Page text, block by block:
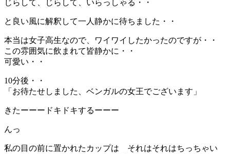
じらして、じらして、いらっしゃる・・
と良い風に解釈して一人静かに待ちました・・
本当は女子高生なので、ワイワイしたかったのですが・・
この雰囲気に飲まれて皆静かに・・
可愛い・・
10分後・・
「お待たせしました、ベンガルの女王でございます」
きたーーードキドキするーーー
んっ
私の目の前に置かれたカップは それはそれはちっちゃい